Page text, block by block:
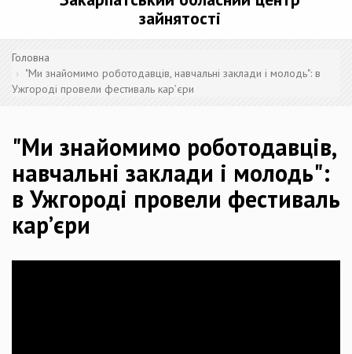
зайнятості
Головна
"Ми знайомимо роботодавців, навчальні заклади і молодь": в
Ужгороді провели фестиваль кар’єри
"Ми знайомимо роботодавців,
навчальні заклади і молодь":
в Ужгороді провели фестиваль
кар’єри